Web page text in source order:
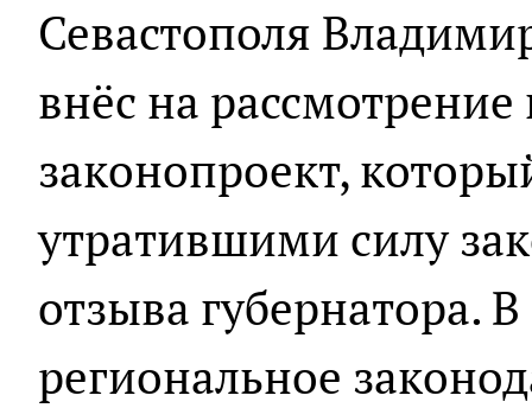
Севастополя
внёс на
законопроект,
утратившими силу
отзыва губернатора.
региональное